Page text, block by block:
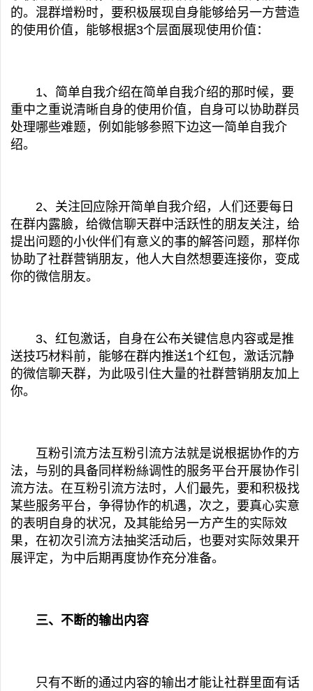
的。混群增粉时，要积极展现自身能够给另一方营造
的使用价值，能够根据3个层面展现使用价值：
1、简单自我介绍在简单自我介绍的那时候，要
重中之重说清晰自身的使用价值，自身可以协助群员
处理哪些难题，例如能够参照下边这一简单自我介
绍。
2、关注回应除开简单自我介绍，人们还要每日
在群内露臉，给微信聊天群中活跃性的朋友关注，给
提出问题的小伙伴们有意义的事的解答问题，那样你
协助了社群营销朋友，他人大自然想要连接你，变成
你的微信朋友。
3、红包激话，自身在公布关键信息内容或是推
送技巧材料前，能够在群内推送1个红包，激话沉静
的微信聊天群，为此吸引住大量的社群营销朋友加上
你。
互粉引流方法互粉引流方法就是说根据协作的方
法，与别的具备同样粉絲调性的服务平台开展协作引
流方法。在互粉引流方法时，人们最先，要和积极找
某些服务平台，争得协作的机遇，次之，要真心实意
的表明自身的状况，及其能给另一方产生的实际效
果，在初次引流方法抽奖活动后，也要对实际效果开
展评定，为中后期再度协作充分准备。
三、不断的输出内容
只有不断的通过内容的输出才能让社群里面有话